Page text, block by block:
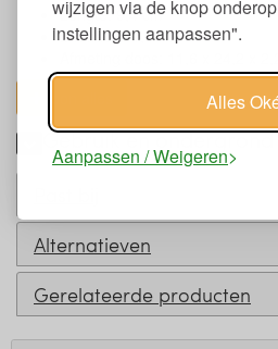
wijzigen via de knop
instellingen aanpassen".
Alles
Aanpassen / Weigeren
Lengte: 9,4 cm
Diameter: 1,5 cm
Gebruik en ondergrond
Alternatieven
Gerelateerde producten